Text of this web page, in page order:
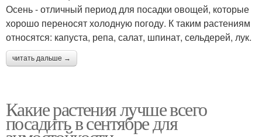
Осень - отличный период для посадки овощей, которые
хорошо переносят холодную погоду. К таким растениям
относятся: капуста, репа, салат, шпинат, сельдерей, лук.
читать дальше →
Какие растения лучше всего
посадить в сентябре для